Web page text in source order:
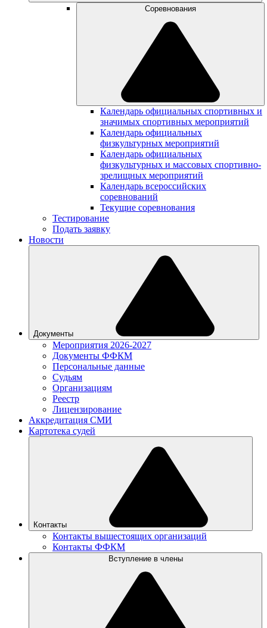
Соревнования
Календарь официальных спортивных и
значимых спортивных мероприятий
Календарь официальных
физкультурных мероприятий
Календарь официальных
физкультурных и массовых спортивно-
зрелищных мероприятий
Календарь всероссийских
соревнований
Текущие соревнования
Тестирование
Подать заявку
Новости
Документы
Мероприятия 2026-2027
Документы ФФКМ
Персональные данные
Судьям
Организациям
Реестр
Лицензирование
Аккредитация СМИ
Картотека судей
Контакты
Контакты вышестоящих организаций
Контакты ФФКМ
Вступление в члены